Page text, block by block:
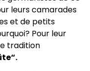
leurs camarades
et de petits
Pour leur
tradition